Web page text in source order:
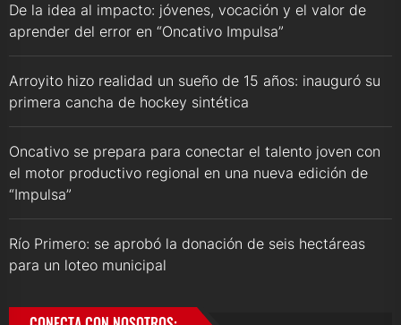
De la idea al impacto: jóvenes, vocación y el valor de
aprender del error en “Oncativo Impulsa”
Arroyito hizo realidad un sueño de 15 años: inauguró su
primera cancha de hockey sintética
Oncativo se prepara para conectar el talento joven con
el motor productivo regional en una nueva edición de
“Impulsa”
Río Primero: se aprobó la donación de seis hectáreas
para un loteo municipal